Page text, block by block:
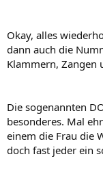
Okay, alles
dann auch die
Klammern, Zangen
Die sogenannten
besonderes. Mal
einem die Frau die
doch fast jeder ein